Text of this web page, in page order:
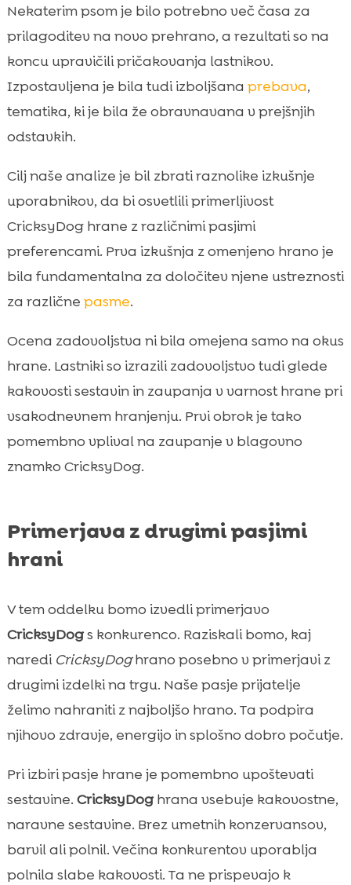
Nekaterim psom je bilo potrebno več časa za
prilagoditev na novo prehrano, a rezultati so na
koncu upravičili pričakovanja lastnikov.
Izpostavljena je bila tudi izboljšana prebava,
tematika, ki je bila že obravnavana v prejšnjih
odstavkih.
Cilj naše analize je bil zbrati raznolike izkušnje
uporabnikov, da bi osvetlili primerljivost
CricksyDog hrane z različnimi pasjimi
preferencami. Prva izkušnja z omenjeno hrano je
bila fundamentalna za določitev njene ustreznosti
za različne pasme.
Ocena zadovoljstva ni bila omejena samo na okus
hrane. Lastniki so izrazili zadovoljstvo tudi glede
kakovosti sestavin in zaupanja v varnost hrane pri
vsakodnevnem hranjenju. Prvi obrok je tako
pomembno vplival na zaupanje v blagovno
znamko CricksyDog.
Primerjava z drugimi pasjimi
hrani
V tem oddelku bomo izvedli primerjavo
CricksyDogs konkurenco. Raziskali bomo, kaj
naredi CricksyDoghrano posebno v primerjavi z
drugimi izdelki na trgu. Naše pasje prijatelje
želimo nahraniti z najboljšo hrano. Ta podpira
njihovo zdravje, energijo in splošno dobro počutje.
Pri izbiri pasje hrane je pomembno upoštevati
sestavine. CricksyDoghrana vsebuje kakovostne,
naravne sestavine. Brez umetnih konzervansov,
barvil ali polnil. Večina konkurentov uporablja
polnila slabe kakovosti. Ta ne prispevajo k